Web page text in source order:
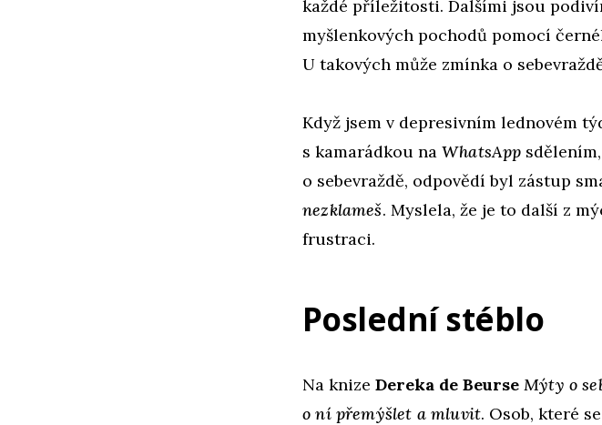
každé příležitosti. Dalšími jsou
myšlenkových pochodů pomocí
U takových může zmínka o
Když jsem v depresivním lednovém
s kamarádkou na WhatsApp
o sebevraždě, odpovědí byl zástup
nezklameš. Myslela, že je to další z
frustraci.
Poslední stéblo
Na knize Dereka de Beurse Mýty o
o ní přemýšlet a mluvit. Osob, které